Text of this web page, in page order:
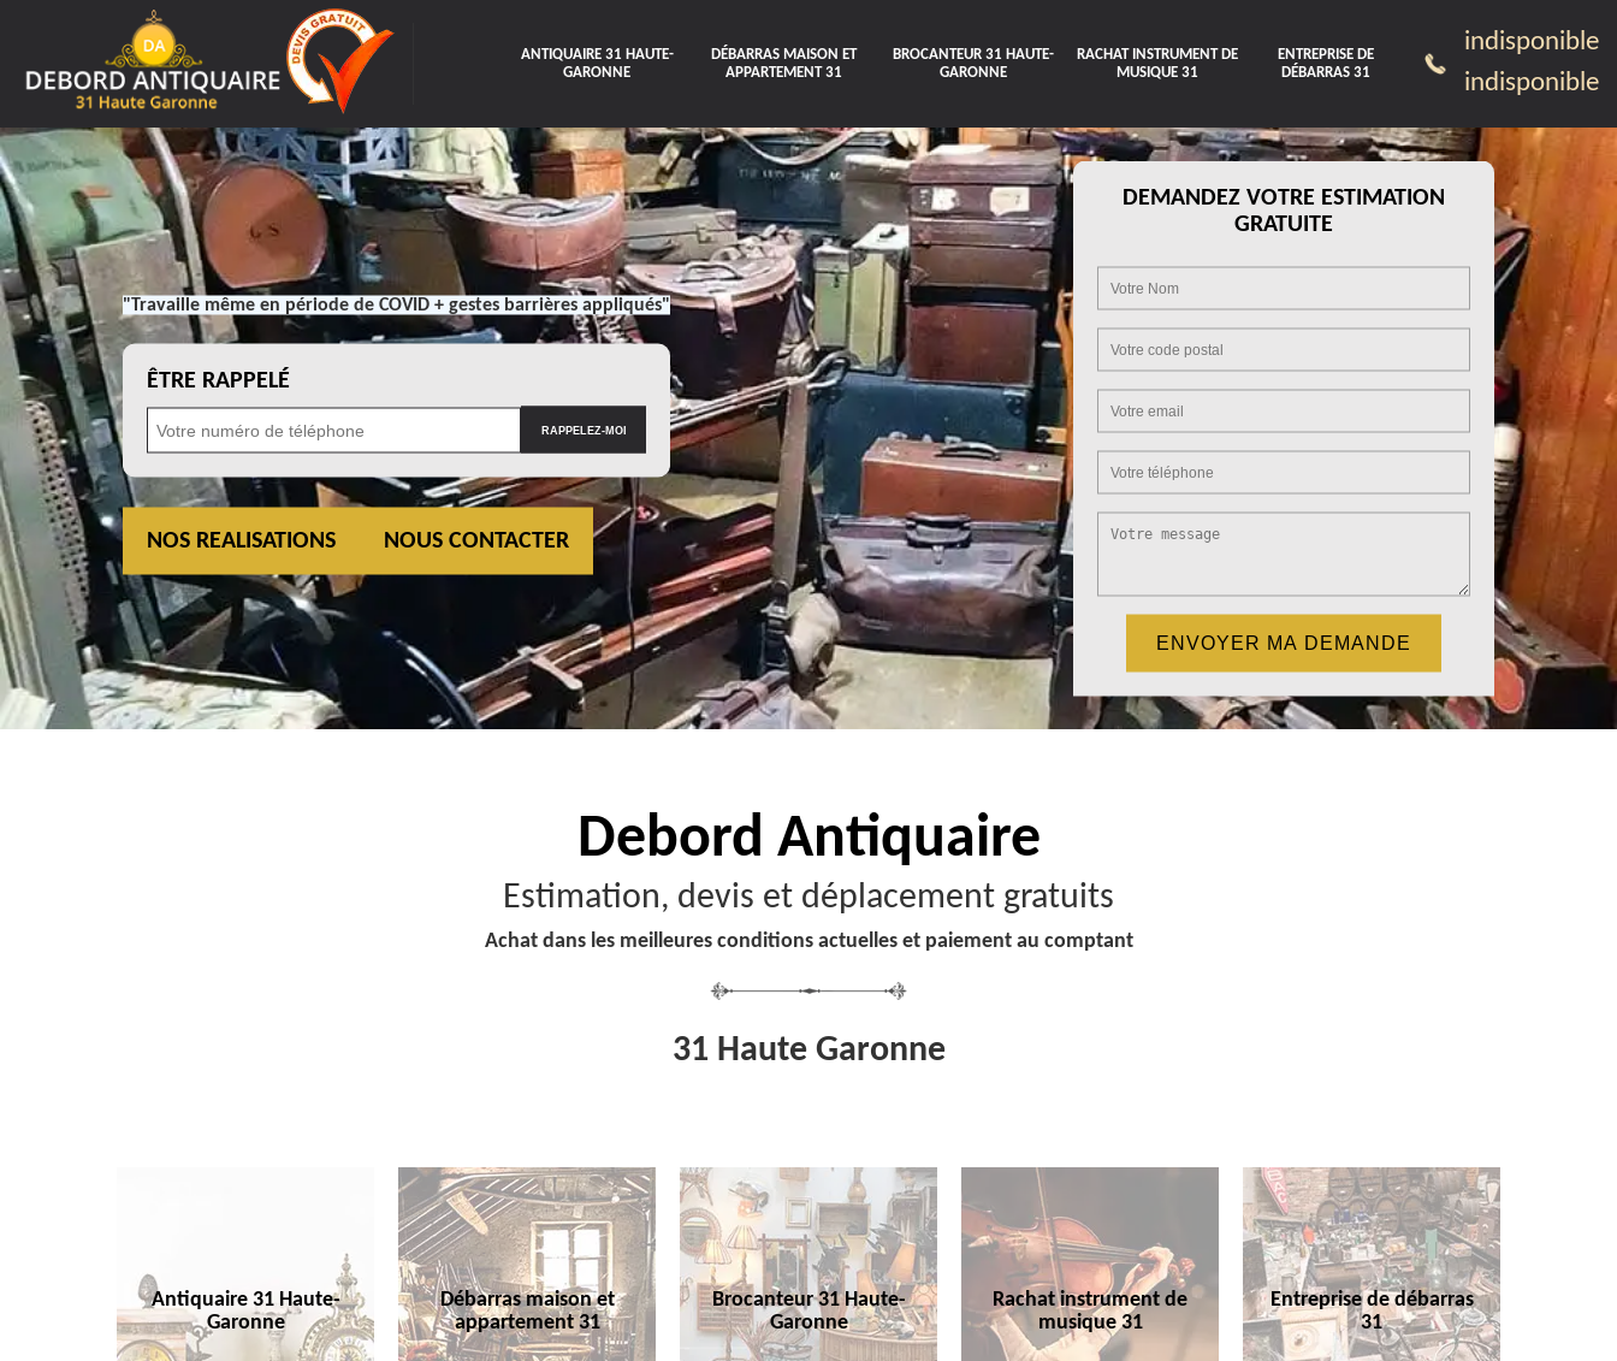
ANTIQUAIRE 31 HAUTE-
GARONNE
DÉBARRAS MAISON ET
APPARTEMENT 31
BROCANTEUR 31 HAUTE-
GARONNE
RACHAT INSTRUMENT DE
MUSIQUE 31
ENTREPRISE DE
DÉBARRAS 31
indisponible
indisponible
"Travaille même en période de COVID + gestes barrières appliqués"
ÊTRE RAPPELÉ
NOS REALISATIONS NOUS CONTACTER
DEMANDEZ VOTRE ESTIMATION
GRATUITE
Debord Antiquaire
Estimation, devis et déplacement gratuits
Achat dans les meilleures conditions actuelles et paiement au comptant
31 Haute Garonne
Antiquaire 31 Haute-
Garonne
Débarras maison et
appartement 31
Brocanteur 31 Haute-
Garonne
Rachat instrument de
musique 31
Entreprise de débarras
31